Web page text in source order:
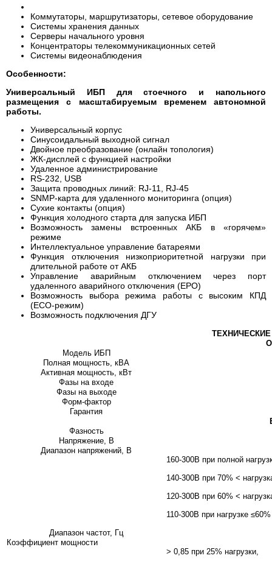
Коммутаторы, маршрутизаторы, сетевое оборудование
Системы хранения данных
Серверы начального уровня
Концентраторы телекоммуникационных сетей
Системы видеонаблюдения
Особенности:
Универсальный ИБП для стоечного и напольного
размещения с масштабируемым временем автономной
работы.
Универсальный корпус
Синусоидальный выходной сигнал
Двойное преобразование (онлайн топология)
ЖК-дисплей с функцией настройки
Удаленное администрирование
RS-232, USB
Защита проводных линий: RJ-11, RJ-45
SNMP-карта для удаленного мониторинга (опция)
Сухие контакты (опция)
Функция холодного старта для запуска ИБП
Возможность замены встроенных АКБ в «горячем»
режиме
Интеллектуальное управление батареями
Функция отключения низкоприоритетной нагрузки при
длительной работе от АКБ
Управление аварийным отключением через порт
удаленного аварийного отключения (EPO)
Возможность выбора режима работы с высоким КПД
(ECO-режим)
Возможность подключения ДГУ
Модель ИБП
Полная мощность, кВА
Активная мощность, кВт
Фазы на входе
Фазы на выходе
Форм-фактор
Гарантия
Фазность
Напряжение, В
Диапазон напряжений, В
160-300В при полной
140-300В при 70% <
120-300В при 60% <
110-300В при нагрузке ≤60%
Диапазон частот, Гц
Коэффициент мощности
> 0,85 при 25% нагрузки,